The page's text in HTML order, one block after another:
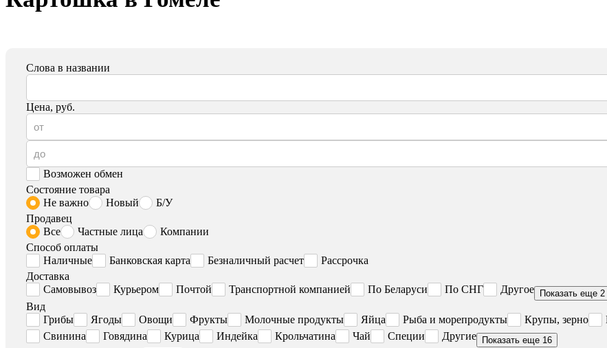
Слова в названии
Цена, руб.
Возможен обмен
Состояние товара
Не важно
Новый
Б/У
Продавец
Все
Частные лица
Компании
Способ оплаты
Наличные
Банковская карта Безналичный расчет
Рассрочка
Доставка
Самовывоз
Курьером Почтой Транспортной компанией По Беларуси По СНГ Другое Показать еще 2
Вид
Грибы
Ягоды Овощи Фрукты Молочные продукты Яйца Рыба и морепродукты Крупы, зерно
Свинина
Говядина Курица Индейка Крольчатина Чай Специи Другие Показать еще 16